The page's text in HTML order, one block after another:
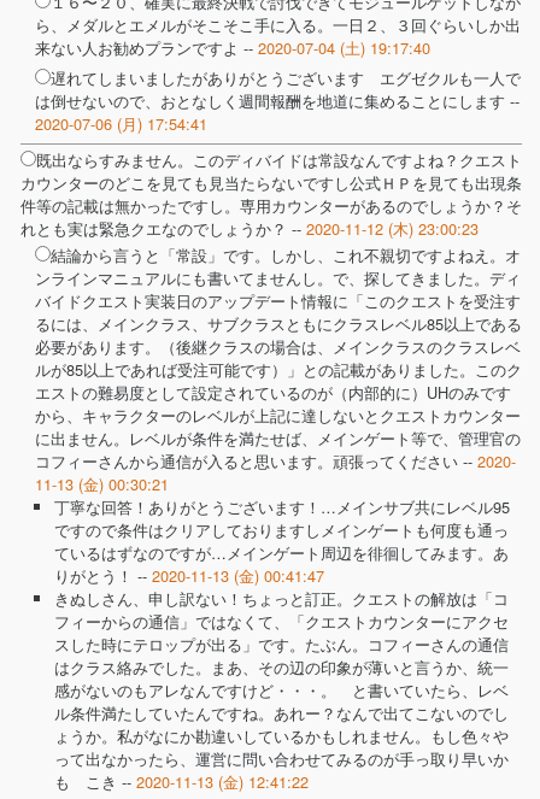
ら、メダルとエメルがそこそこ手に入る。一日２、３回ぐらいしか出
来ない人お勧めプランですよ -- 2020-07-04 (土) 19:17:40
遅れてしまいましたがありがとうございます エグゼクルも一人で
は倒せないので、おとなしく週間報酬を地道に集めることにします --
2020-07-06 (月) 17:54:41
既出ならすみません。このディバイドは常設なんですよね？クエスト
カウンターのどこを見ても見当たらないですし公式ＨＰを見ても出現条
件等の記載は無かったですし。専用カウンターがあるのでしょうか？そ
れとも実は緊急クエなのでしょうか？ -- 2020-11-12 (木) 23:00:23
結論から言うと「常設」です。しかし、これ不親切ですよねえ。オ
ンラインマニュアルにも書いてませんし。で、探してきました。ディ
バイドクエスト実装日のアップデート情報に「このクエストを受注す
るには、メインクラス、サブクラスともにクラスレベル85以上である
必要があります。（後継クラスの場合は、メインクラスのクラスレベ
ルが85以上であれば受注可能です）」との記載がありました。このク
エストの難易度として設定されているのが（内部的に）UHのみです
から、キャラクターのレベルが上記に達しないとクエストカウンター
に出ません。レベルが条件を満たせば、メインゲート等で、管理官の
コフィーさんから通信が入ると思います。頑張ってください -- 2020-
11-13 (金) 00:30:21
丁寧な回答！ありがとうございます！…メインサブ共にレベル95
ですので条件はクリアしておりますしメインゲートも何度も通っ
ているはずなのですが…メインゲート周辺を徘徊してみます。あ
りがとう！ -- 2020-11-13 (金) 00:41:47
きぬしさん、申し訳ない！ちょっと訂正。クエストの解放は「コ
フィーからの通信」ではなくて、「クエストカウンターにアクセ
スした時にテロップが出る」です。たぶん。コフィーさんの通信
はクラス絡みでした。まあ、その辺の印象が薄いと言うか、統一
感がないのもアレなんですけど・・・。 と書いていたら、レベ
ル条件満たしていたんですね。あれー？なんで出てこないのでし
ょうか。私がなにか勘違いしているかもしれません。もし色々や
って出なかったら、運営に問い合わせてみるのが手っ取り早いか
も こき -- 2020-11-13 (金) 12:41:22